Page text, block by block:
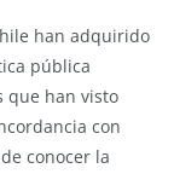
han adquirido
pública
que han visto
con
conocer la